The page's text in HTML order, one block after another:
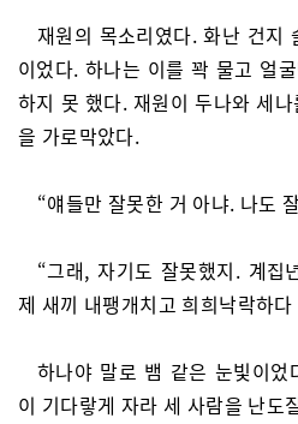
재원의 목소리였다. 화난 건지
이었다. 하나는 이를 꽉 물고 얼
하지 못 했다. 재원이 두나와 세
을 가로막았다.
“얘들만 잘못한 거 아냐. 나도
“그래, 자기도 잘못했지. 계집
제 새끼 내팽개치고 희희낙락하
하나야 말로 뱀 같은 눈빛이
이 기다랗게 자라 세 사람을 난도